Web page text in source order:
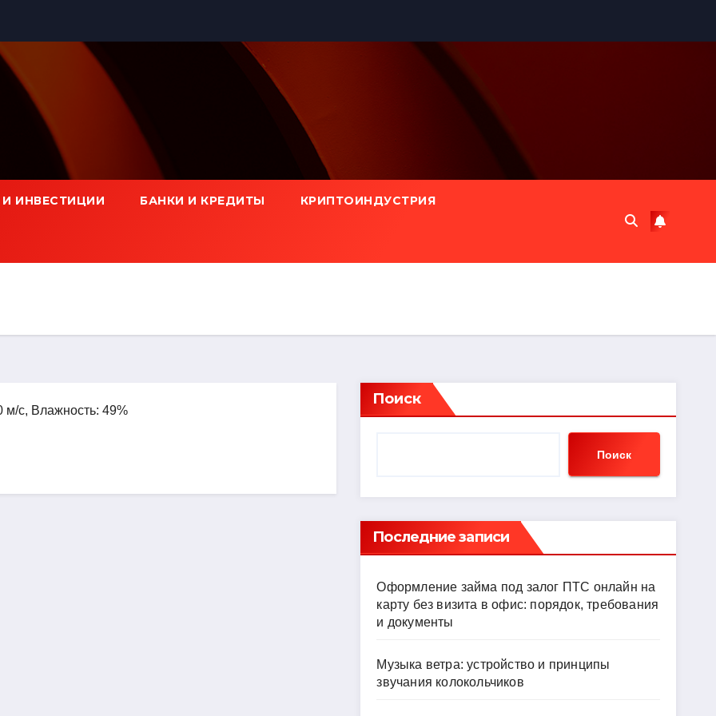
И ИНВЕСТИЦИИ БАНКИ И КРЕДИТЫ КРИПТОИНДУСТРИЯ
м/с, Влажность: 49%
Поиск
Поиск
Последние записи
Оформление займа под залог ПТС онлайн на
карту без визита в офис: порядок, требования
и документы
Музыка ветра: устройство и принципы
звучания колокольчиков